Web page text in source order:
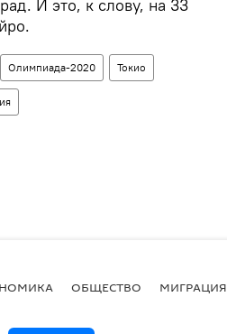
И это, к слову, на 33
Олимпиада-2020 Токио
ОБЩЕСТВО МИГРАЦИЯ